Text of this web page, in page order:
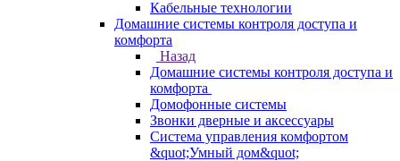
Кабельные технологии
Домашние системы контроля доступа и
комфорта
Назад
Домашние системы контроля доступа и
комфорта
Домофонные системы
Звонки дверные и аксессуары
Система управления комфортом
&quot;Умный дом&quot;